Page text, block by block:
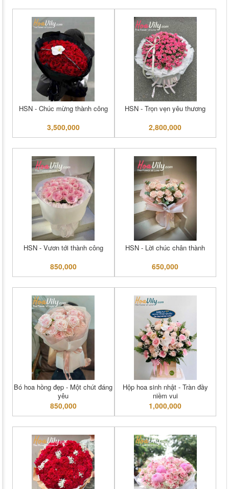
HSN - Chúc mừng thành công
3,500,000
HSN - Trọn vẹn yêu thương
2,800,000
HSN - Vươn tới thành công
850,000
HSN - Lời chúc chân thành
650,000
Bó hoa hồng đẹp - Một chút đáng
yêu
850,000
Hộp hoa sinh nhật - Tràn đầy
niềm vui
1,000,000